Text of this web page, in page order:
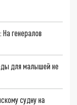
генералов
для малышей не
судну на